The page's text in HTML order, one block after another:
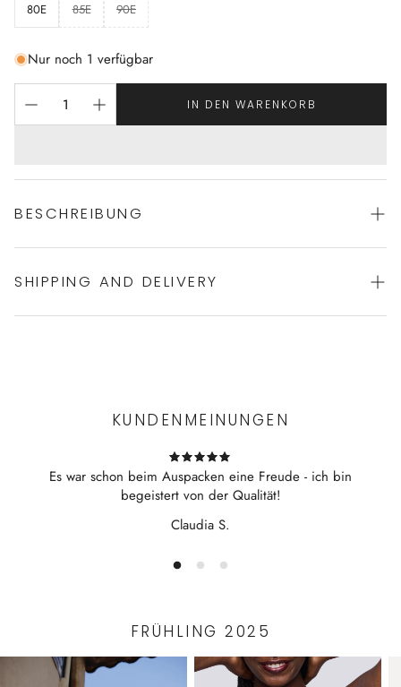
80E 85E 90E
Nur noch 1 verfügbar
IN DEN WARENKORB
BESCHREIBUNG
SHIPPING AND DELIVERY
KUNDENMEINUNGEN
Es war schon beim Auspacken eine Freude - ich bin
begeistert von der Qualität!
Claudia S.
FRÜHLING 2025